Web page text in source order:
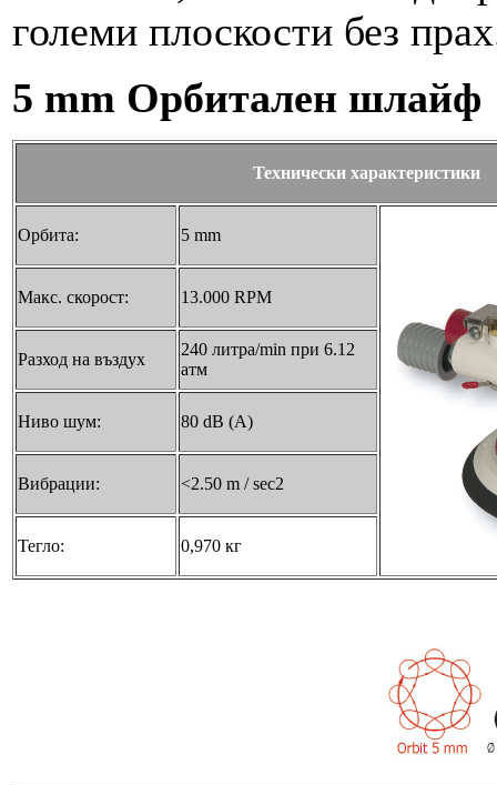
големи плоскости без
5 mm Орбитален шлайф
Технически характеристики
Орбита: 5 mm
Макс. скорост: 13.000 RPM
Разход на въздух
240 литра/min при 6.12
aтм
Ниво шум: 80 dB (A)
Вибрации: <2.50 m / sec2
Тегло: 0,970 кг